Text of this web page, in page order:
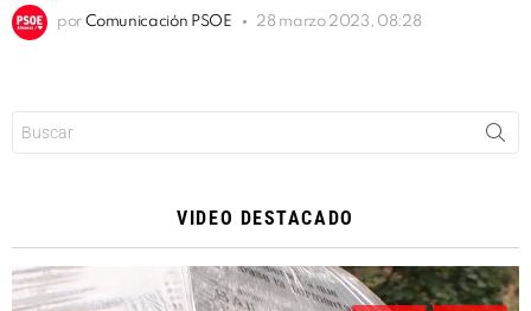
por Comunicación PSOE 28 marzo 2023, 08:28
VIDEO DESTACADO
Reproductor
de